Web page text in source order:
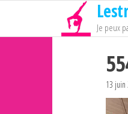
contenu
Je peux
13 juin